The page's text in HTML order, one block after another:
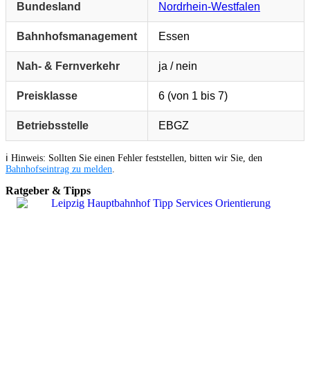
Bundesland Nordrhein-Westfalen
Bahnhofsmanagement Essen
Nah- & Fernverkehr ja / nein
Preisklasse 6 (von 1 bis 7)
Betriebsstelle EBGZ
ℹ️ Hinweis: Sollten Sie einen Fehler feststellen, bitten wir Sie, den
Bahnhofseintrag zu melden.
Ratgeber & Tipps